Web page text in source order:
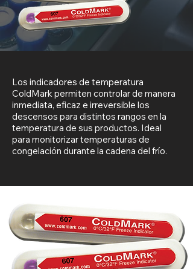
Los indicadores de temperatura
ColdMark permiten controlar de manera
inmediata, eficaz e irreversible los
descensos para distintos rangos en la
temperatura de sus productos. Ideal
para monitorizar temperaturas de
congelación durante la cadena del frío.